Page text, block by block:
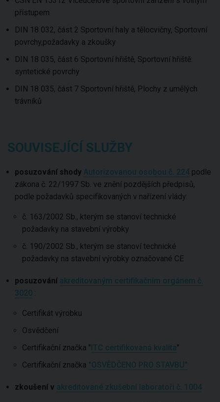
přístupem
DIN 18 032, část 2 Sportovní haly a tělocvičny, Sportovní
povrchy,požadavky a zkoušky
DIN 18 035, část 6 Sportovní hřiště, Sportovní hřiště:
syntetické povrchy
DIN 18 035, část 7 Sportovní hřiště, Plochy z umělých
trávníků
SOUVISEJÍCÍ SLUŽBY
posuzování shody Autorizovanou osobou č. 224 podle
zákona č. 22/1997 Sb. ve znění pozdějších předpisů,
podle požadavků specifikovaných v nařízení vlády:
č. 163/2002 Sb., kterým se stanoví technické
požadavky na stavební výrobky
č. 190/2002 Sb., kterým se stanoví technické
požadavky na stavební výrobky označované CE
posuzování akreditovaným certifikačním orgánem č.
3020 :
Certifikát výrobku
Osvědčení
Certifikační značka "ITC certifikovaná kvalita"
Certifikační značka "OSVĚDČENO PRO STAVBU"
zkoušení v akreditované zkušební laboratoři č. 1004